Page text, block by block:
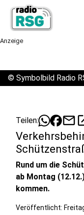
Anzeige
© Symbolbild Radio
Teilen: mail
Rund um die
ab Montag
kommen.
Veröffentlicht: